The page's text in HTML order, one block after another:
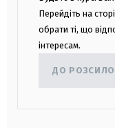
Перейдіть на
обрати ті, що
інтересам.
ДО